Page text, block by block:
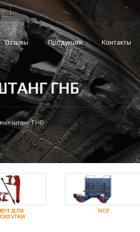
Отзывы Продукция Контакты
ГНБ
штанг ГНБ
ДЛЯ
НСУ